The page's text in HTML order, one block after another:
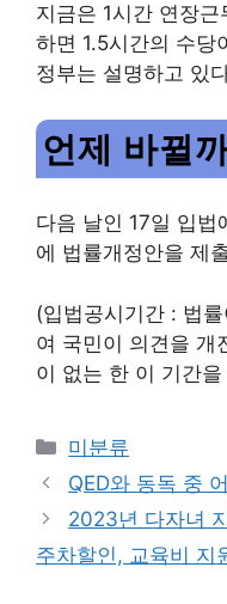
지금은 1시간 연장근
하면 1.5시간의 수당
정부는 설명하고 있
언제 바뀔
다음 날인 17일 입법
에 법률개정안을 제
(입법공시기간 : 법
여 국민이 의견을 개
이 없는 한 이 기간
Categories
미분류
QED와 동독 중
2023년 다자녀
주차할인, 교육비 지